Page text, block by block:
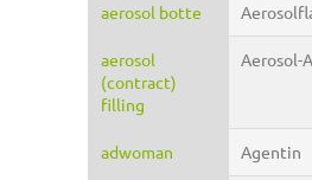
aerosol botte
aerosol
(contract)
filling
Aerosol-
adwoman Agentin